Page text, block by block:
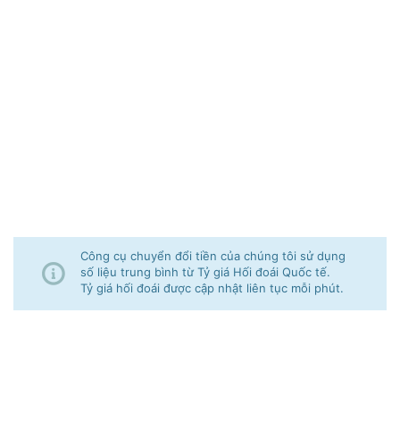
Công cụ chuyển đổi tiền của chúng tôi sử dụng
số liệu trung bình từ Tỷ giá Hối đoái Quốc tế.
Tỷ giá hối đoái được cập nhật liên tục mỗi phút.